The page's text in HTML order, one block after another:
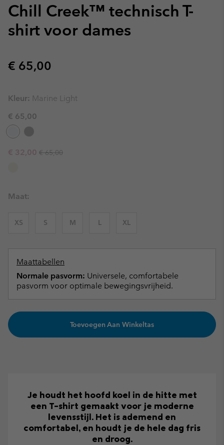
Chill Creek™ technisch T-
shirt voor dames
Regular price:
€ 65,00
Kleur: Marine Light
€ 65,00
Sale price:
€ 32,00 Regular price:
€ 65,00
Maat:
XS S M L XL
Maattabellen
Normale pasvorm: Universele, comfortabele
pasvorm voor optimale bewegingsvrijheid.
Toevoegen Aan Winkeltas
Je houdt het hoofd koel in de hitte met
een T-shirt gemaakt voor je moderne
levensstijl. Het is ademend en
comfortabel, en houdt je de hele dag fris
en droog.